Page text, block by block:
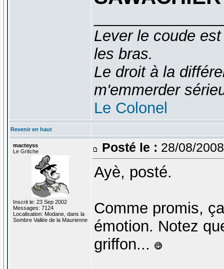
Lever le coude
les bras.
Le droit à la
m'emmerder
Le Colonel
Revenir en haut
macteyss
Le Gritche
Inscrit le: 23 Sep 2002
Messages: 7124
Localisation: Modane, dans la
Sombre Vallée de la Maurienne
Posté le : 28/08/
Ayè, posté.
Comme promis,
émotion. Notez
griffon...